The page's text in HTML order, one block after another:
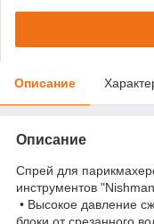
Описание
Описание
Спрей для
инструментов
• Высокое давление
блоки от срезанного